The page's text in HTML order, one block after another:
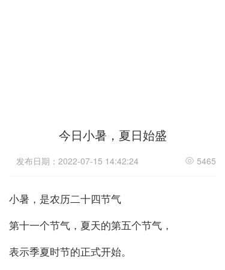
今日小暑，夏日始盛
发布日期：2022-07-15 14:42:24 5465
小暑，是农历二十四节气
第十一个节气，夏天的第五个节气，
表示季夏时节的正式开始。